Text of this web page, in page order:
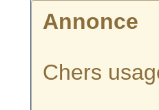
Annonce
Chers